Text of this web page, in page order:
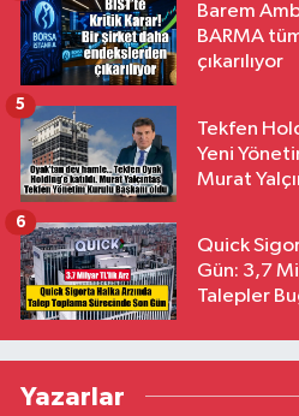
Barem
BARMA
çıkarılıyor
Tekfen
Yeni
Murat
5
Quick
Gün: 3,7
Talepler
6
Yazarlar